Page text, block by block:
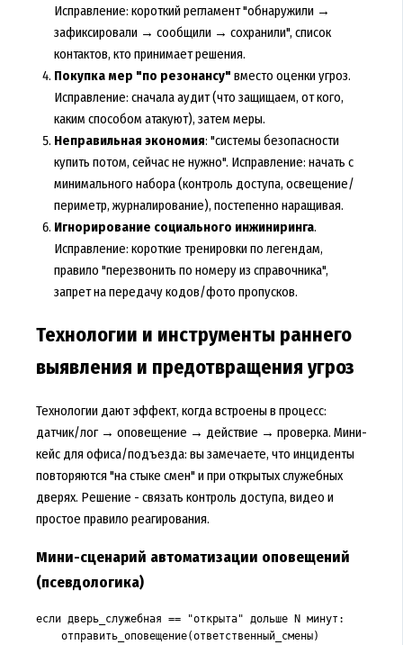
Исправление: короткий регламент "обнаружили →
зафиксировали → сообщили → сохранили", список
контактов, кто принимает решения.
Покупка мер "по резонансу" вместо оценки угроз.
Исправление: сначала аудит (что защищаем, от кого,
каким способом атакуют), затем меры.
Неправильная экономия: "системы безопасности
купить потом, сейчас не нужно". Исправление: начать с
минимального набора (контроль доступа, освещение/
периметр, журналирование), постепенно наращивая.
Игнорирование социального инжиниринга.
Исправление: короткие тренировки по легендам,
правило "перезвонить по номеру из справочника",
запрет на передачу кодов/фото пропусков.
Технологии и инструменты раннего
выявления и предотвращения угроз
Технологии дают эффект, когда встроены в процесс:
датчик/лог → оповещение → действие → проверка. Мини-
кейс для офиса/подъезда: вы замечаете, что инциденты
повторяются "на стыке смен" и при открытых служебных
дверях. Решение - связать контроль доступа, видео и
простое правило реагирования.
Мини-сценарий автоматизации оповещений
(псевдологика)
если дверь_служебная == "открыта" дольше N минут:
    отправить_оповещение(ответственный_смены)